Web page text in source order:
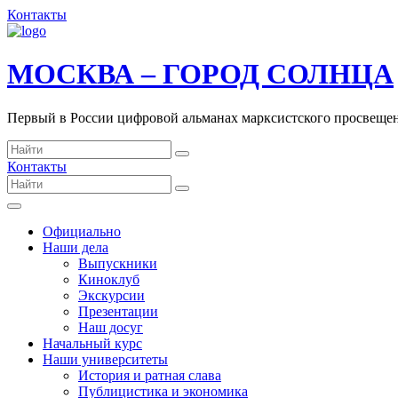
Контакты
МОСКВА – ГОРОД СОЛНЦА
Первый в России цифровой альманах марксистского
Контакты
Официально
Наши дела
Выпускники
Киноклуб
Экскурсии
Презентации
Наш досуг
Начальный курс
Наши университеты
История и ратная слава
Публицистика и экономика